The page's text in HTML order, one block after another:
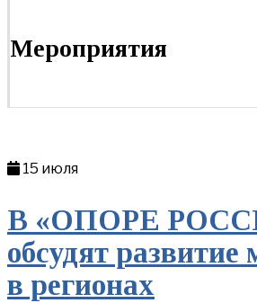
Мероприятия
15 июля
В «ОПОРЕ
обсудят развитие
в регионах